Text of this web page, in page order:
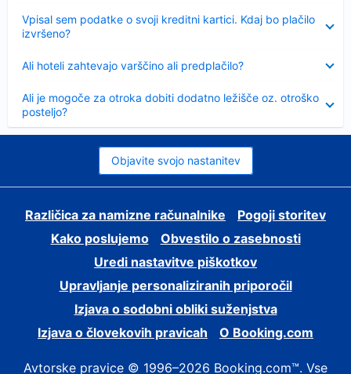
Vpisal sem podatke o svoji kreditni kartici. Kdaj bo plačilo
izvršeno?
Ali hoteli zahtevajo varščino ali predplačilo?
Ali je mogoče za otroka dobiti dodatno ležišče oz. otroško
posteljo?
Objavite svojo nastanitev
Različica za namizne računalnike
Pogoji storitev
Kako poslujemo
Obvestilo o zasebnosti
Uredi nastavitve piškotkov
Upravljanje personaliziranih priporočil
Izjava o sodobni obliki suženjstva
Izjava o človekovih pravicah
O Booking.com
Avtorske pravice © 1996–2026 Booking.com™. Vse